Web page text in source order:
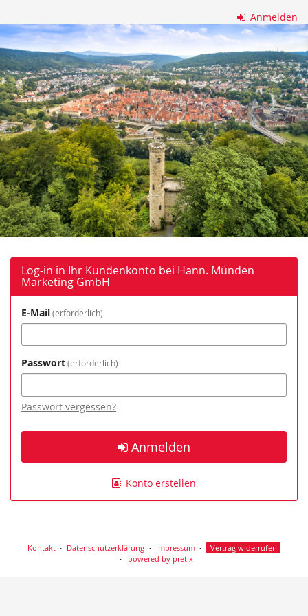
Haupt-
Inhalt
springen
Anmelden
Hann.
Münden
Marketing
GmbH
Log-in in Ihr Kundenkonto bei Hann. Münden
Marketing GmbH
E-Mail erforderlich
Passwort erforderlich
Passwort vergessen?
Anmelden
Konto erstellen
Kontakt Datenschutzerklärung Impressum
Vertrag widerrufen
powered by pretix